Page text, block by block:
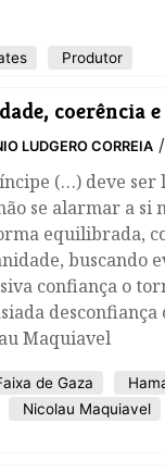
Produtor
coerência
LUDGERO CORREIA /
(…) deve ser
se alarmar a si
equilibrada,
buscando
confiança o
Maquiavel
de Gaza
Nicolau Maquiavel